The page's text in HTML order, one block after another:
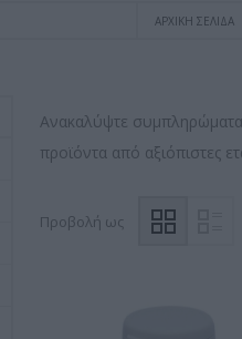
ΑΡΧΙΚΉ ΣΕΛΊΔΑ
Ανακαλύψτε συμπληρώματα
προϊόντα από αξιόπιστες
Προβολή ως